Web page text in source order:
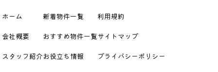
ホーム
会社概要
スタッフ紹介
新着物件一覧
おすすめ物件一覧
お役立ち情報
利用規約
サイトマップ
プライバシーポリシー